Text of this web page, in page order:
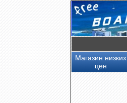
Магазин низких
цен